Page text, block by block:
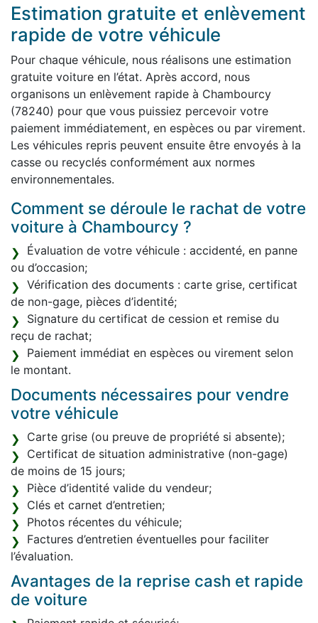
Estimation gratuite et enlèvement
rapide de votre véhicule
Pour chaque véhicule, nous réalisons une estimation
gratuite voiture en l’état. Après accord, nous
organisons un enlèvement rapide à Chambourcy
(78240) pour que vous puissiez percevoir votre
paiement immédiatement, en espèces ou par virement.
Les véhicules repris peuvent ensuite être envoyés à la
casse ou recyclés conformément aux normes
environnementales.
Comment se déroule le rachat de votre
voiture à Chambourcy ?
Évaluation de votre véhicule : accidenté, en panne
ou d’occasion;
Vérification des documents : carte grise, certificat
de non-gage, pièces d’identité;
Signature du certificat de cession et remise du
reçu de rachat;
Paiement immédiat en espèces ou virement selon
le montant.
Documents nécessaires pour vendre
votre véhicule
Carte grise (ou preuve de propriété si absente);
Certificat de situation administrative (non-gage)
de moins de 15 jours;
Pièce d’identité valide du vendeur;
Clés et carnet d’entretien;
Photos récentes du véhicule;
Factures d’entretien éventuelles pour faciliter
l’évaluation.
Avantages de la reprise cash et rapide
de voiture